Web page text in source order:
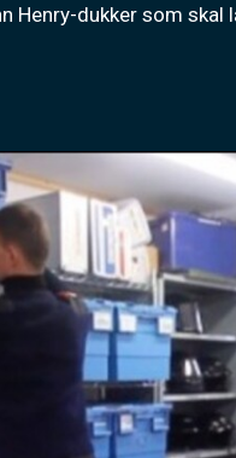
Henry-dukker som